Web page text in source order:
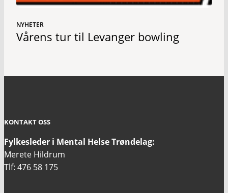
NYHETER
Vårens tur til Levanger bowling
KONTAKT OSS
Fylkesleder i Mental Helse Trøndelag:
Merete Hildrum
Tlf: 476 58 175